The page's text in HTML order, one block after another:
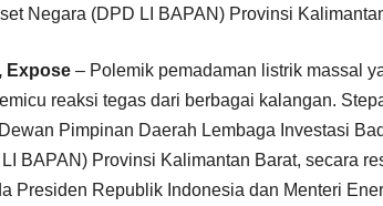
Negara (DPD LI BAPAN) Provinsi
Expose – Polemik pemadaman listrik massal
reaksi tegas dari berbagai kalangan.
Pimpinan Daerah Lembaga Investasi
BAPAN) Provinsi Kalimantan Barat, secara
Presiden Republik Indonesia dan Menteri